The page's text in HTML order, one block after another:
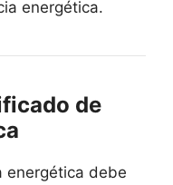
energética.
de
energética debe